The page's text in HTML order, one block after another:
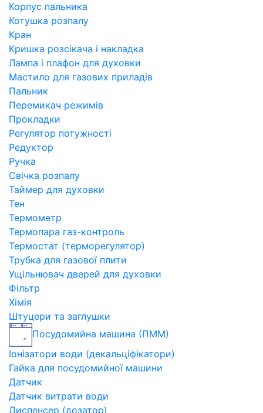
Корпус пальника
Котушка розпалу
Кран
Кришка розсікача і накладка
Лампа і плафон для духовки
Мастило для газових приладів
Пальник
Перемикач режимів
Прокладки
Регулятор потужності
Редуктор
Ручка
Свічка розпалу
Таймер для духовки
Тен
Термометр
Термопара газ-контроль
Термостат (терморегулятор)
Трубка для газової плити
Ущільнювач дверей для духовки
Фільтр
Хімія
Штуцери та заглушки
Посудомийна машина (ПММ)
Іонізатори води (декальціфікатори)
Гайка для посудомийної машини
Датчик
Датчик витрати води
Диспенсер (дозатор)